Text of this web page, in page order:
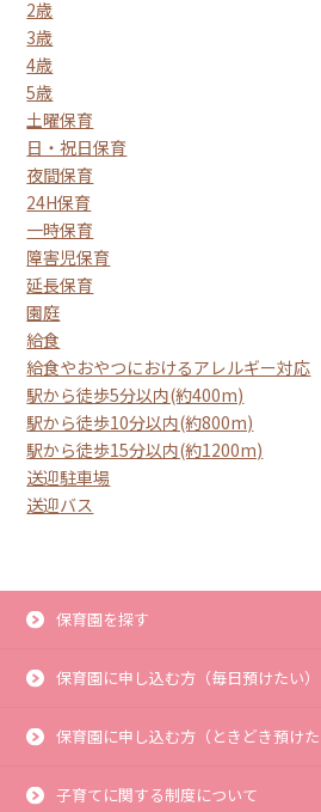
2歳
3歳
4歳
5歳
土曜保育
日・祝日保育
夜間保育
24H保育
一時保育
障害児保育
延長保育
園庭
給食
給食やおやつにおけるアレルギー対応
駅から徒歩5分以内(約400m)
駅から徒歩10分以内(約800m)
駅から徒歩15分以内(約1200m)
送迎駐車場
送迎バス
保育園を探す
保育園に申し込む方（毎日預けたい）
保育園に申し込む方（ときどき預けた
子育てに関する制度について